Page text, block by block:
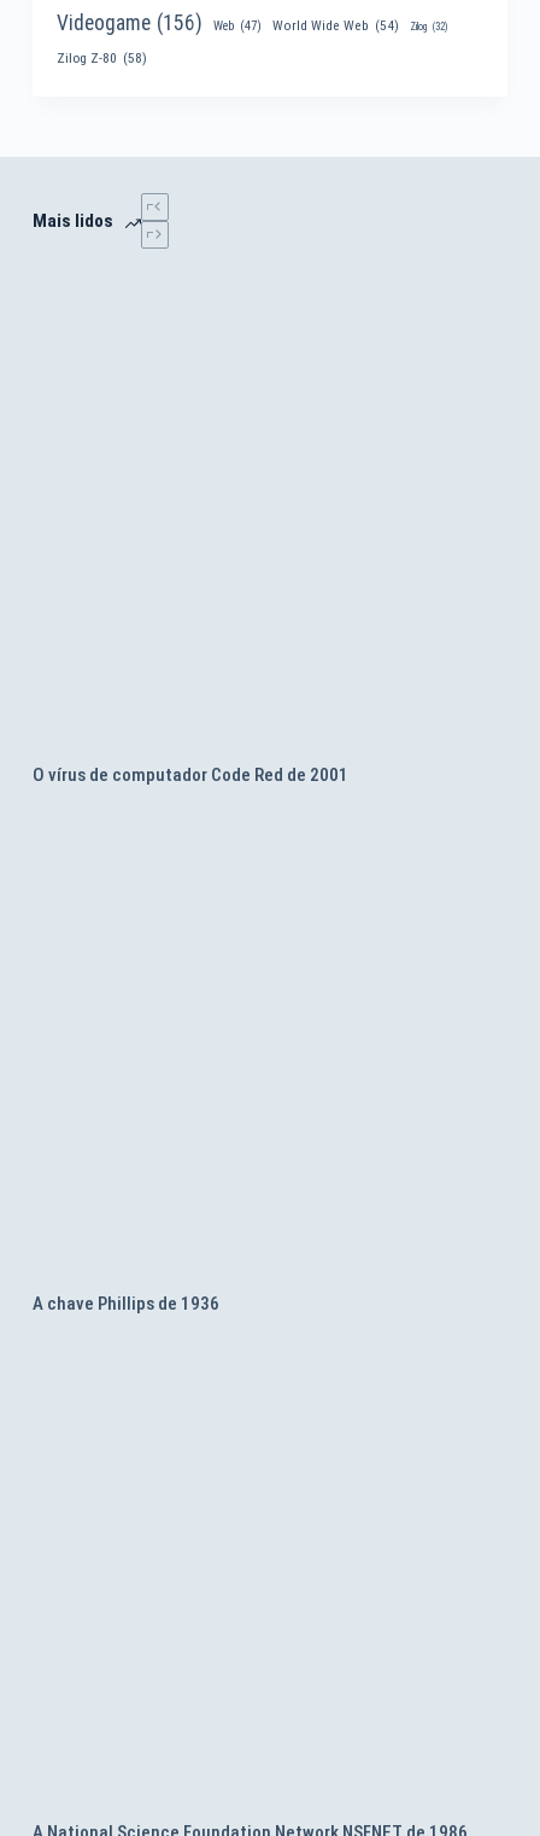
Videogame (156) Web (47) World Wide Web (54) Zilog (32)
Zilog Z-80 (58)
Mais lidos
O vírus de computador Code Red de 2001
A chave Phillips de 1936